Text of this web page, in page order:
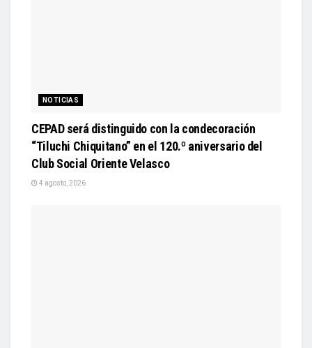
NOTICIAS
CEPAD será distinguido con la condecoración
“Tiluchi Chiquitano” en el 120.º aniversario del
Club Social Oriente Velasco
4 agosto, 2026